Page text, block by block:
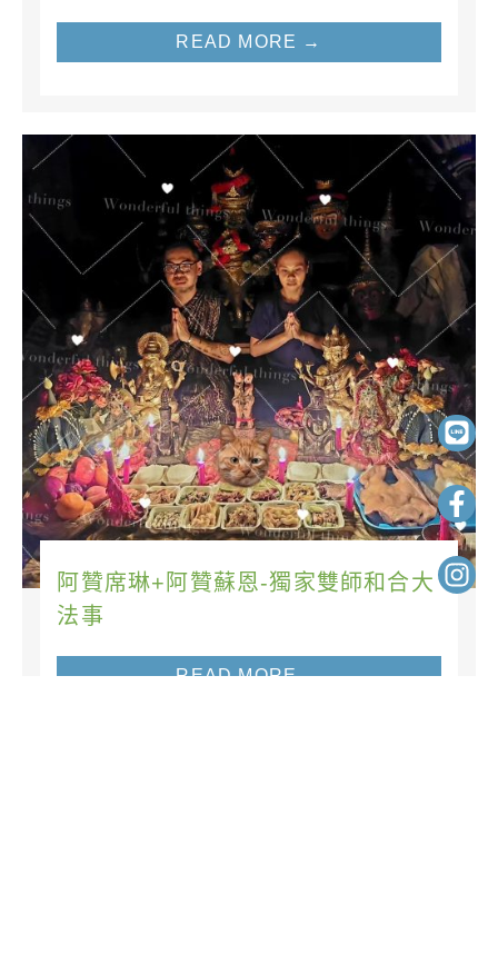
READ MORE →
阿贊席琳+阿贊蘇恩-獨家雙師和合大
法事
READ MORE →